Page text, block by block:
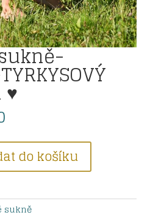
♥
do košíku
sukně